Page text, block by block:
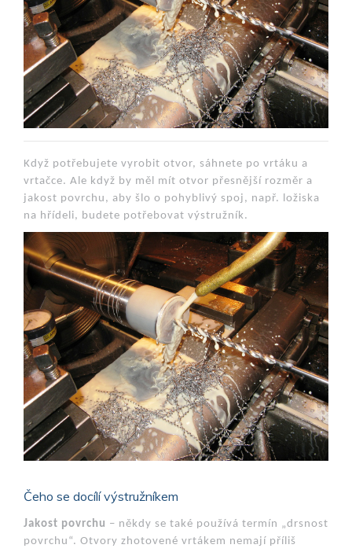
Když potřebujete vyrobit otvor, sáhnete po vrtáku a
vrtačce. Ale když by měl mít otvor přesnější rozměr a
jakost povrchu, aby šlo o pohyblivý spoj, např. ložiska
na hřídeli, budete potřebovat výstružník.
Čeho se docílí výstružníkem
Jakost povrchu – někdy se také používá termín „drsnost
povrchu“. Otvory zhotovené vrtákem nemají příliš